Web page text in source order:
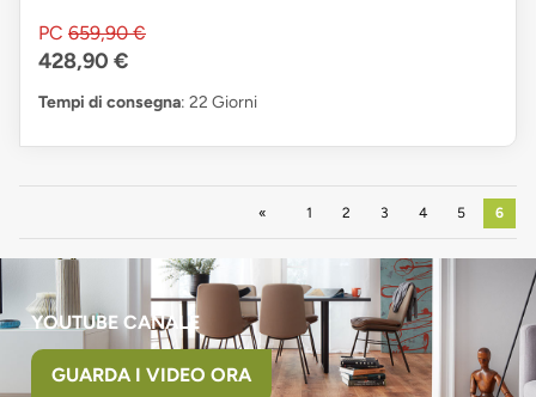
PC 659,90 €
428,90 €
Tempi di consegna: 22 Giorni
Precedente
1 2 3 4 5 6
YOUTUBE CANALE
GUARDA I VIDEO ORA